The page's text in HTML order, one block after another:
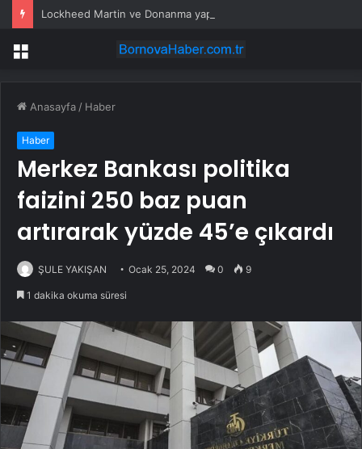
Menü
Anasayfa / Haber
Haber
Merkez Bankası politika
faizini 250 baz puan
artırarak yüzde 45’e çıkardı
ŞULE YAKIŞAN Ocak 25, 2024 0 9
1 dakika okuma süresi